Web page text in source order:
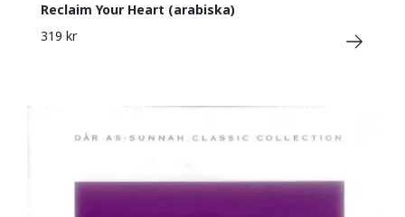
Reclaim Your Heart (arabiska)
319 kr